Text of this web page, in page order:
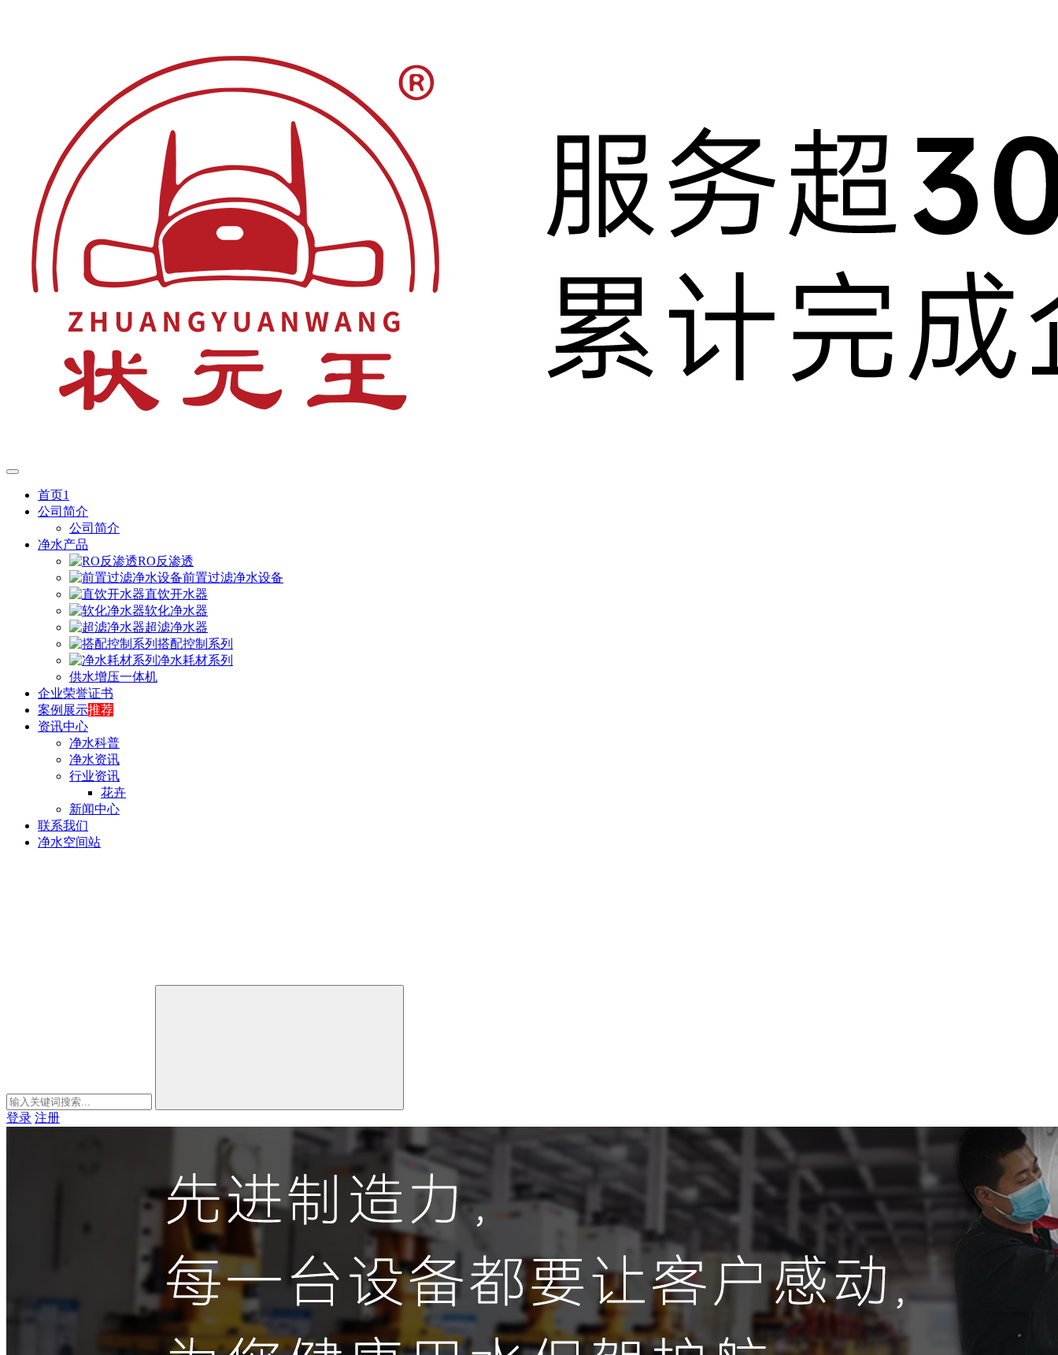
首页1
公司简介
公司简介
净水产品
RO反渗透
前置过滤净水设备
直饮开水器
软化净水器
超滤净水器
搭配控制系列
净水耗材系列
供水增压一体机
企业荣誉证书
案例展示推荐
资讯中心
净水科普
净水资讯
行业资讯
花卉
新闻中心
联系我们
净水空间站
登录 注册